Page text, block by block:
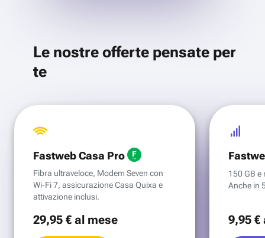
Le nostre offerte pensate per
te
Fastweb Casa Pro
Fibra ultraveloce, Modem Seven con
Wi‑Fi 7, assicurazione Casa Quixa e
attivazione inclusi.
29,95 €al mese
150 GB e
Anche in
9,95 €